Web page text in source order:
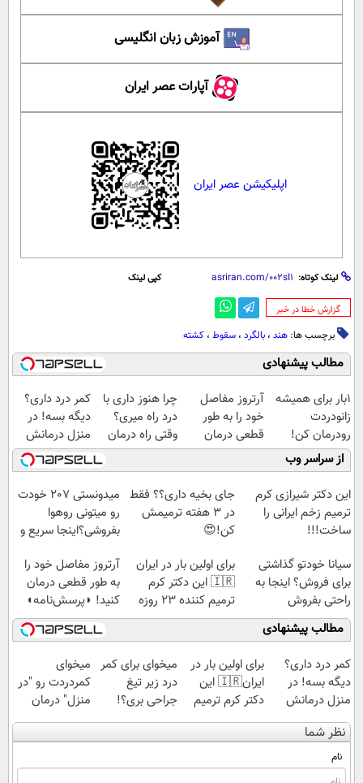
آموزش زبان انگلیسی
آپارات عصر ایران
اپلیکیشن عصر ایران
لینک کوتاه: کپی لینک
‌گزارش خطا در خبر
برچسب ها: هند ، بالگرد ، سقوط ، کشته
مطالب پیشنهادی
1بار برای همیشه
زانودردت
رودرمان کن!
(تکنولوژی آلمان)
◂پرسشنامه▸
آرتروز مفاصل
خود را به طور
قطعی درمان
کنید!
◗پرسش‌نامه◖
چرا هنوز داری با
درد راه میری؟
وقتی راه درمان
جلو پاته!
کمر درد داری؟
دیگه بسه! در
منزل درمانش
کن
(◀پرسش‌نامه)
از سراسر وب
این دکتر شیرازی کرم
ترمیم زخم ایرانی را
ساخت!!!
جای بخیه داری؟؟ فقط
در 3 هفته ترمیمش
کن!😍
میدونستی 207 خودت
رو میتونی روهوا
بفروشی؟اینجا سریع و
سیانا خودتو گذاشتی
برای فروش؟ اینجا به
راحتی بفروش
برای اولین بار در ایران
🇮🇷 این دکتر کرم
ترمیم کننده 23 روزه
ساخت!
آرتروز مفاصل خود را
به طور قطعی درمان
کنید! ◗پرسش‌نامه◖
مطالب پیشنهادی
کمر درد داری؟
دیگه بسه! در
منزل درمانش
کن
(◀پرسش‌نامه)
برای اولین بار در
ایران🇮🇷 این
دکتر کرم ترمیم
کننده 23 روزه
ساخت!
میخوای برای کمر
درد زیر تیغ
جراحی بری؟!
◗پرسش‌نامه رو
پر کن◖
میخوای
کمردردت رو "در
منزل" درمان
کنی؟ (◂فیلم +
◂پرسش‌نامه)
نظر شما
نام